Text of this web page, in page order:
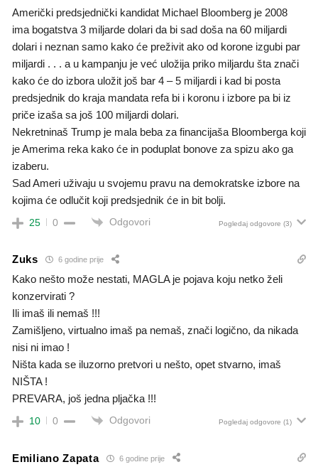
Američki predsjednički kandidat Michael Bloomberg je 2008
ima bogatstva 3 miljarde dolari da bi sad doša na 60 miljardi
dolari i neznan samo kako će preživit ako od korone izgubi par
miljardi . . . a u kampanju je već uložija priko miljardu šta znači
kako će do izbora uložit još bar 4 – 5 miljardi i kad bi posta
predsjednik do kraja mandata refa bi i koronu i izbore pa bi iz
priče izaša sa još 100 miljardi dolari.
Nekretninaš Trump je mala beba za financijaša Bloomberga koji
je Amerima reka kako će in poduplat bonove za spizu ako ga
izaberu.
Sad Ameri uživaju u svojemu pravu na demokratske izbore na
kojima će odlučit koji predsjednik će in bit bolji.
25 0 Odgovori Pogledaj odgovore (3)
Zuks 6 godine prije
Kako nešto može nestati, MAGLA je pojava koju netko želi
konzervirati ?
Ili imaš ili nemaš !!!
Zamišljeno, virtualno imaš pa nemaš, znači logično, da nikada
nisi ni imao !
Ništa kada se iluzorno pretvori u nešto, opet stvarno, imaš
NIŠTA !
PREVARA, još jedna pljačka !!!
10 0 Odgovori Pogledaj odgovore (1)
Emiliano Zapata 6 godine prije